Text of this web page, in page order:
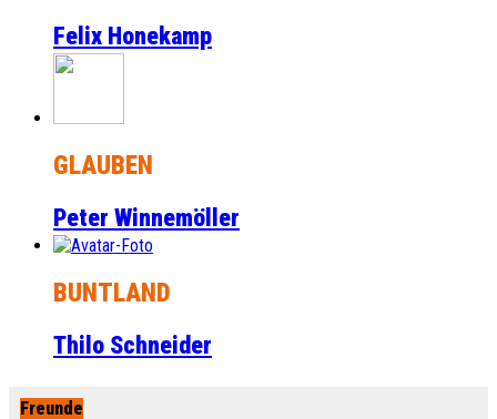
Felix Honekamp
GLAUBEN
Peter Winnemöller
BUNTLAND
Thilo Schneider
Freunde